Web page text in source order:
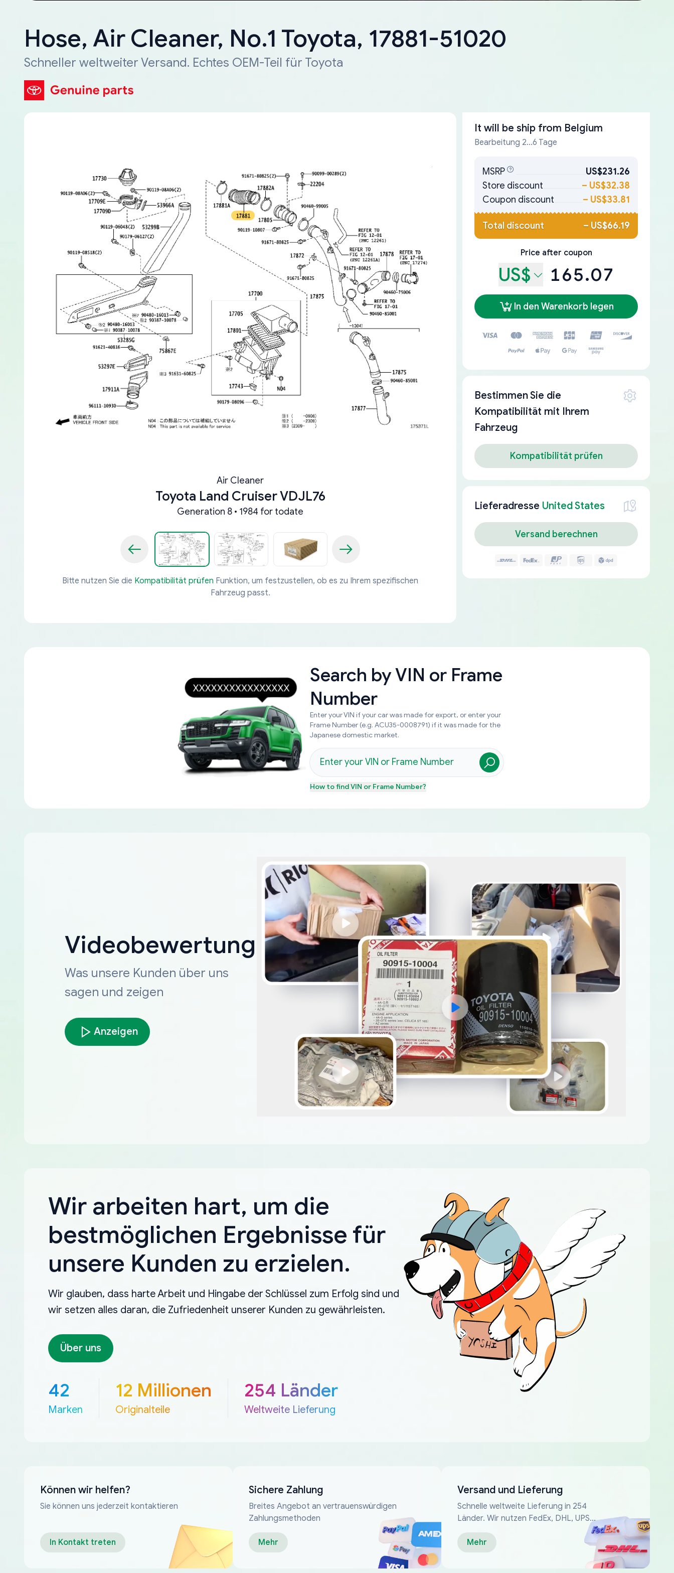
Hose, Air Cleaner, No.1 Toyota, 17881-51020
Schneller weltweiter Versand. Echtes OEM-Teil für Toyota
Air Cleaner
Toyota Land Cruiser VDJL76
Generation 8 • 1984 for todate
Bitte nutzen Sie die Kompatibilität prüfen Funktion, um festzustellen, ob es zu Ihrem spezifischen
Fahrzeug passt.
It will be ship from Belgium
Bearbeitung 2...6 Tage
MSRP
US$231.26
Store discount
– US$32.38
Coupon discount
– US$33.81
Total discount – US$66.19
Price after coupon
US$ 165.07
In den Warenkorb legen
Bestimmen Sie die
Kompatibilität mit Ihrem
Fahrzeug
Kompatibilität prüfen
Lieferadresse United States
Versand berechnen
Search byVIN or Frame
Number
Enter your VIN if your car was made for export, or enter your
Frame Number (e.g. ACU35-0008791) if it was made for the
Japanese domestic market.
How to findVIN or Frame Number?
Videobewertungen
Was unsere Kunden über uns
sagen und zeigen
Anzeigen
Wir arbeiten hart, um die
bestmöglichen Ergebnisse für
unsere Kunden zu erzielen.
Wir glauben, dass harte Arbeit und Hingabe der Schlüssel zum Erfolg sind und
wir setzen alles daran, die Zufriedenheit unserer Kunden zu gewährleisten.
Über uns
42
Marken
12 Millionen
Originalteile
254 Länder
Weltweite Lieferung
Können wir helfen?
Sie können uns jederzeit kontaktieren
In Kontakt treten
Sichere Zahlung
Breites Angebot an vertrauenswürdigen
Zahlungsmethoden
Mehr
Versand und Lieferung
Schnelle weltweite Lieferung in 254
Länder. Wir nutzen FedEx, DHL, UPS...
Mehr